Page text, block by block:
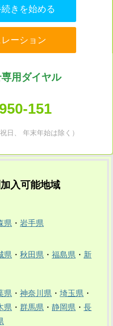
きを始める
ーション
用ダイヤル
151
日、 年末年始は除く）
入可能地域
県 ・ 岩手県
県 ・ 秋田県 ・ 福島県 ・ 新
県 ・ 神奈川県 ・ 埼玉県 ・
県 ・ 群馬県 ・ 静岡県 ・ 長